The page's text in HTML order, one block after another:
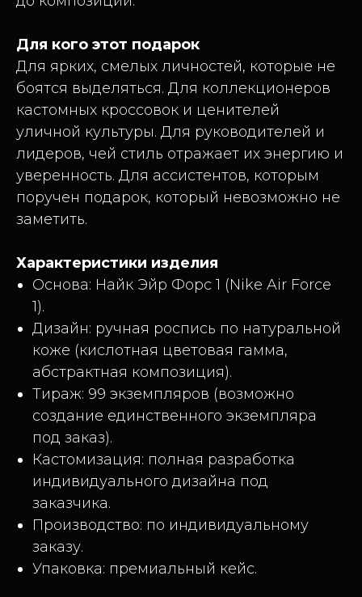
Для кого этот подарок
Для ярких, смелых личностей, которые не
боятся выделяться. Для коллекционеров
кастомных кроссовок и ценителей
уличной культуры. Для руководителей и
лидеров, чей стиль отражает их энергию и
уверенность. Для ассистентов, которым
поручен подарок, который невозможно не
заметить.
Характеристики изделия
Основа: Найк Эйр Форс 1 (Nike Air Force
1).
Дизайн: ручная роспись по натуральной
коже (кислотная цветовая гамма,
абстрактная композиция).
Тираж: 99 экземпляров (возможно
создание единственного экземпляра
под заказ).
Кастомизация: полная разработка
индивидуального дизайна под
заказчика.
Производство: по индивидуальному
заказу.
Упаковка: премиальный кейс.